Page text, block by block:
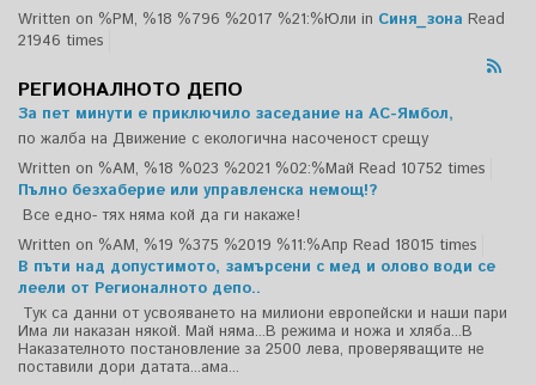
Written on %PM, %18 %796 %2017 %21:%Юли in Синя_зона Read
21946 times
РЕГИОНАЛНОТО ДЕПО
За пет минути е приключило заседание на АС-Ямбол,
по жалба на Движение с екологична насоченост срещу
Written on %AM, %18 %023 %2021 %02:%Май Read 10752 times
Пълно безхаберие или управленска немощ!?
Все едно- тях няма кой да ги накаже!
Written on %AM, %19 %375 %2019 %11:%Апр Read 18015 times
В пъти над допустимото, замърсени с мед и олово води се
леели от Регионалното депо..
Тук са данни от усвояването на милиони европейски и наши пари
Има ли наказан някой. Май няма...В режима и ножа и хляба...В
Наказателното постановление за 2500 лева, проверяващите не
поставили дори датата...ама...